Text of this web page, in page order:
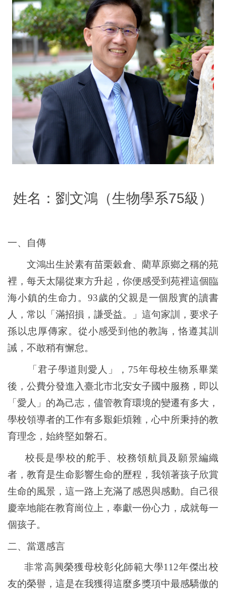
姓名：劉文鴻（生物學系75級）
一、自傳
文鴻出生於素有苗栗穀倉、藺草原鄉之稱的苑
裡，每天太陽從東方升起，你便感受到苑裡這個臨
海小鎮的生命力。93歲的父親是一個殷實的讀書
人，常以「滿招損，謙受益。」這句家訓，要求子
孫以忠厚傳家。從小感受到他的教誨，恪遵其訓
誡，不敢稍有懈怠。
「君子學道則愛人」，75年母校生物系畢業
後，公費分發進入臺北市北安女子國中服務，即以
「愛人」的為己志，儘管教育環境的變遷有多大，
學校領導者的工作有多艱鉅煩雜，心中所秉持的教
育理念，始終堅如磐石。
校長是學校的舵手、校務領航員及願景編織
者，教育是生命影響生命的歷程，我領著孩子欣賞
生命的風景，這一路上充滿了感恩與感動。自己很
慶幸地能在教育崗位上，奉獻一份心力，成就每一
個孩子。
二、當選感言
非常高興榮獲母校彰化師範大學112年傑出校
友的榮譽，這是在我獲得這麼多獎項中最感驕傲的